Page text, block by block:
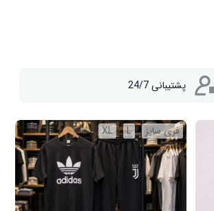
پشتیبانی 24/7
فری سایز L
XL